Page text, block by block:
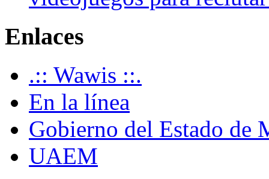
Enlaces
.:: Wawis ::.
En la línea
Gobierno del Estado de
UAEM